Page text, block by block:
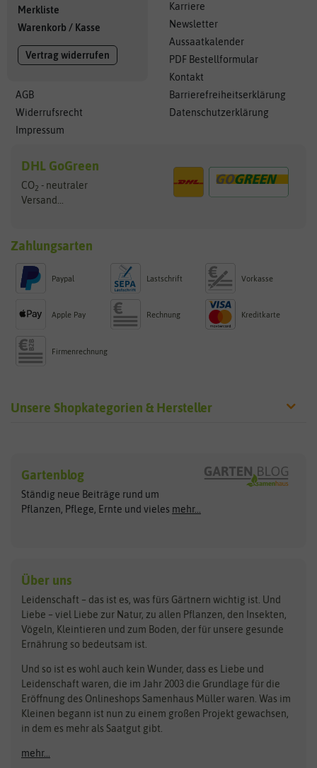
Merkliste
Warenkorb / Kasse
Vertrag widerrufen
AGB
Widerrufsrecht
Impressum
Karriere
Newsletter
Aussaatkalender
PDF Bestellformular
Kontakt
Barrierefreiheitserklärung
Datenschutzerklärung
DHL GoGreen
CO2 - neutraler
Versand...
Zahlungsarten
Paypal Lastschrift Vorkasse
Apple Pay Rechnung Kreditkarte
Firmenrechnung
Unsere Shopkategorien & Hersteller
Exotische Samen
Gemüsesamen
Gründünger
Kräutersamen
Obstsamen
Pilzbrut
Rasensamen
Steckzwiebeln
Zimmer & Kübelpflanzen
Kataloge
Schnäppchen
Anzucht & Gartenzubehör
Anzuchtschalen
Arche Noah
ASB Greenworld
Benary
Bingenheimer Saatgut
Bionana
BIOWOL
Blumicorn
Bûten Birds
Clever Pots
COMPO
Dürr-Samen
Feldsaaten Freudenberger
Fertil
Flora Elite
Gartenblog
Ständig neue Beiträge rund um
Pflanzen, Pflege, Ernte und vieles mehr...
Über uns
Leidenschaft – das ist es, was fürs Gärtnern wichtig ist. Und
Liebe – viel Liebe zur Natur, zu allen Pflanzen, den Insekten,
Vögeln, Kleintieren und zum Boden, der für unsere gesunde
Ernährung so bedeutsam ist.
Und so ist es wohl auch kein Wunder, dass es Liebe und
Leidenschaft waren, die im Jahr 2003 die Grundlage für die
Eröffnung des Onlineshops Samenhaus Müller waren. Was im
Kleinen begann ist nun zu einem großen Projekt gewachsen,
in dem es mehr als Saatgut gibt.
mehr...